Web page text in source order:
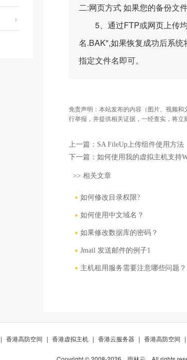
二:网页方式 如果您的备份文
5、通过FTP或网页上传均
名.BAK",如果恢复成功后系
指定文件名即可。
免责声明：本站发布的内容（图片、视频
行举报，并提供相关证据，一经查实，将立
上一篇： SA FileUp上传组件使用方法
下一篇： 如何使用我的虚拟主机支持
>> 相关文章
如何修改目录权限?
如何使用中文域名？
如果修改数据库的密码？
Jmail 发送邮件的例子1
主机租用服务需要注意哪些问题？
| 香港高防空间 | 香港虚拟主机 | 香港云服务器 | 香港高防空间 |